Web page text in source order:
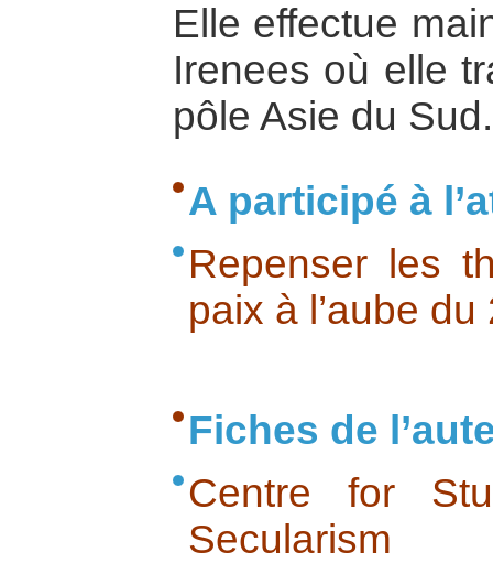
Elle effectue
Irenees où elle
pôle Asie du Sud.
A participé à
Repenser les
paix à l’aube
Fiches de
Centre for
Secularism